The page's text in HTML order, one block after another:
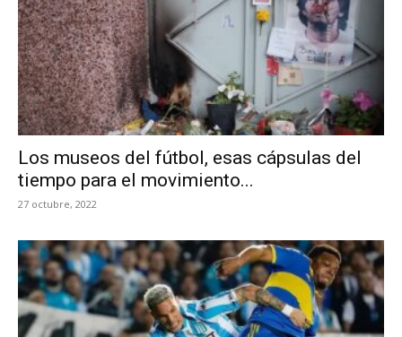
Los museos del fútbol, esas cápsulas del
tiempo para el movimiento...
27 octubre, 2022